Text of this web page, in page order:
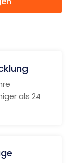
als 24